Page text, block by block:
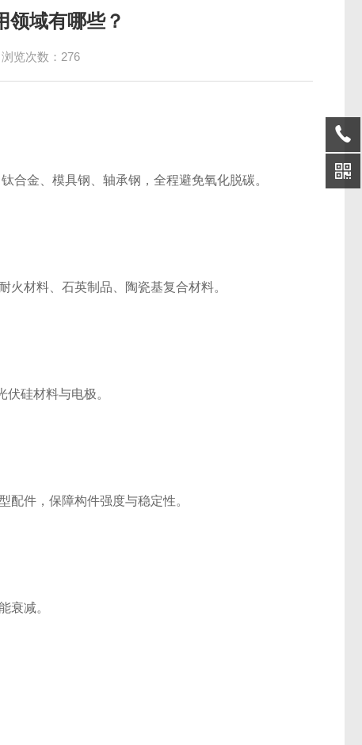
领域有哪些？
浏览次数：276
合金、模具钢、轴承钢，全程避免氧化脱碳。
材料、石英制品、陶瓷基复合材料。
硅材料与电极。
配件，保障构件强度与稳定性。
衰减。